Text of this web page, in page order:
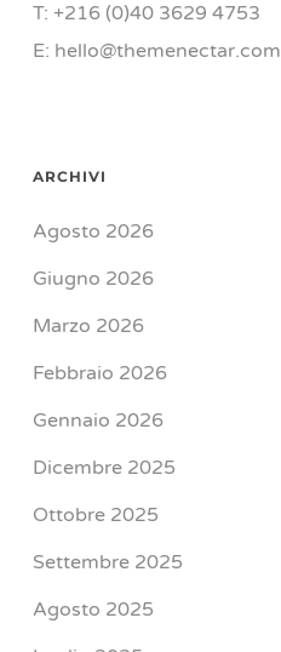
T: +216 (0)40 3629 4753
E: hello@themenectar.com
ARCHIVI
Agosto 2026
Giugno 2026
Marzo 2026
Febbraio 2026
Gennaio 2026
Dicembre 2025
Ottobre 2025
Settembre 2025
Agosto 2025